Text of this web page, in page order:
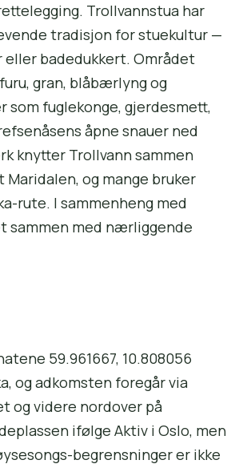
Trollvannstua har
tradisjon for stuekultur —
badedukkert. Området
gran, blåbærlyng og
fuglekonge, gjerdesmett,
åpne snauer ned
knytter Trollvann sammen
og mange bruker
rute. I sammenheng med
sammen med nærliggende
59.961667, 10.808056
og adkomsten foregår via
og videre nordover på
ifølge Aktiv i Oslo, men
begrensninger er ikke